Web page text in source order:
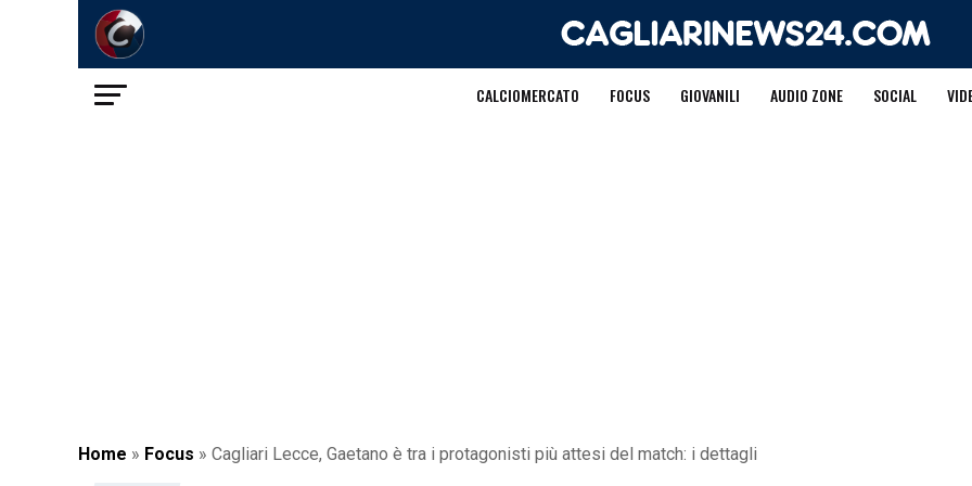
CALCIOMERCATO FOCUS GIOVANILI AUDIO ZONE SOCIAL
Home » Focus » Cagliari Lecce, Gaetano è tra i protagonisti più attesi del match: i dettagli